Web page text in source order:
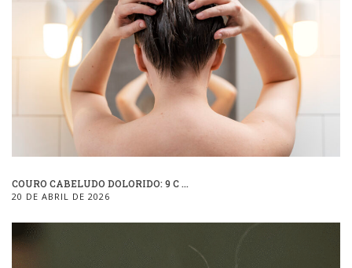
COURO CABELUDO DOLORIDO: 9 C ...
20 DE ABRIL DE 2026